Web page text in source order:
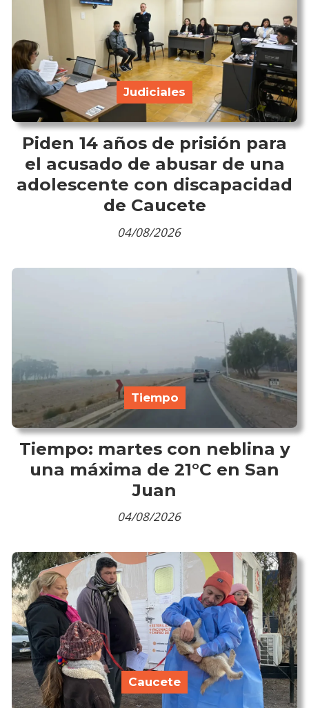
Piden 14 años de prisión para
el acusado de abusar de una
adolescente con discapacidad
de Caucete
Judiciales
04/08/2026
Tiempo: martes con neblina y
una máxima de 21°C en San
Juan
Tiempo
04/08/2026
Caucete